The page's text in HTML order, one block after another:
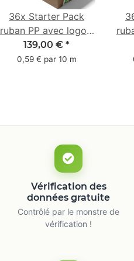
36x Starter Pack
ruban PP avec logo -
1 couleur - 48 mm x
66 m
139,00 € *
0,59 € par 10 m
Vérification des
données gratuite
Contrôlé par le monstre de
vérification !